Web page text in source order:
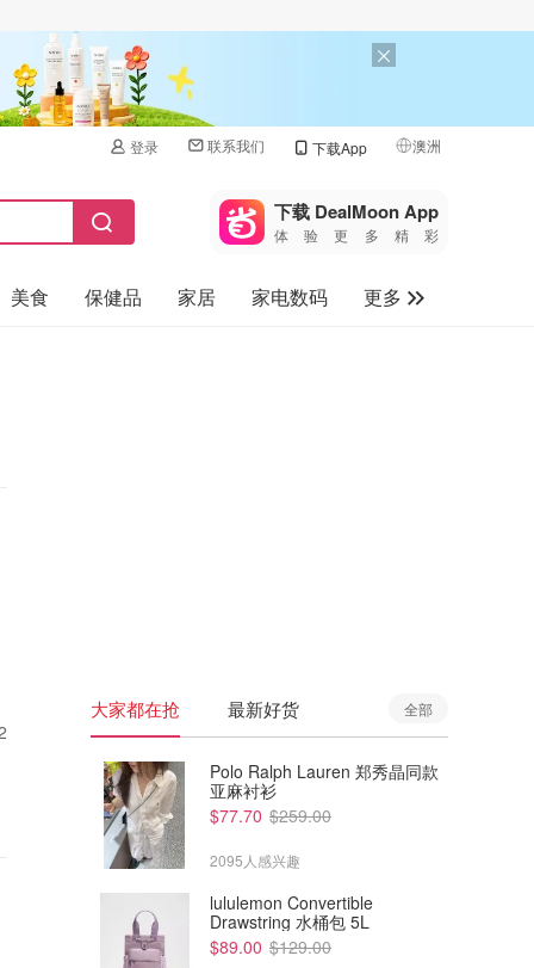
登录 联系我们 下载App 澳洲
🇺🇸
🇨🇳 中国
🇨🇦加拿大
下载 DealMoon App
体验更多精彩
美食 保健品 家居 家电数码
更多
大家都在抢 最新好货 全部
Polo Ralph Lauren 郑秀晶同款
亚麻衬衫
$77.70 $259.00
2095人感兴趣
lululemon Convertible
Drawstring 水桶包 5L
$89.00 $129.00